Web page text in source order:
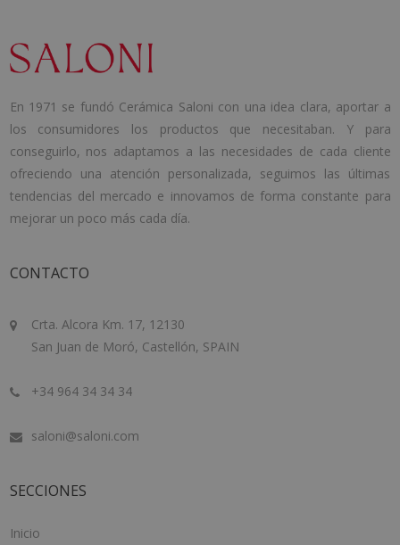
En 1971 se fundó Cerámica Saloni con una idea clara, aportar a
los consumidores los productos que necesitaban. Y para
conseguirlo, nos adaptamos a las necesidades de cada cliente
ofreciendo una atención personalizada, seguimos las últimas
tendencias del mercado e innovamos de forma constante para
mejorar un poco más cada día.
CONTACTO
Crta. Alcora Km. 17, 12130
San Juan de Moró, Castellón, SPAIN
+34 964 34 34 34
saloni@saloni.com
SECCIONES
Inicio